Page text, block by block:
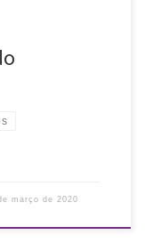
março de 2020